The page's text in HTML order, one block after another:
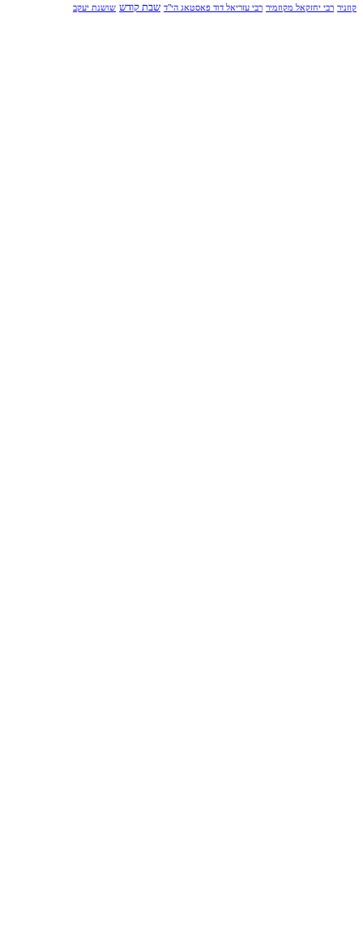
קוזניר רבי יחזקאל מקוזמיר רבי עזריאל דוד פאסטאג הי"ד שבת קודש שושנת יעקב